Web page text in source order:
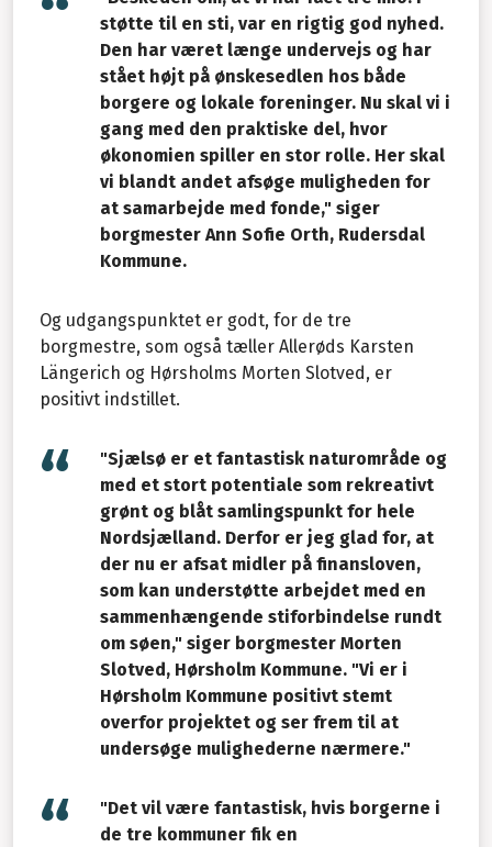
støtte til en sti, var en rigtig god nyhed.
Den har været længe undervejs og har
stået højt på ønskesedlen hos både
borgere og lokale foreninger. Nu skal vi i
gang med den praktiske del, hvor
økonomien spiller en stor rolle. Her skal
vi blandt andet afsøge muligheden for
at samarbejde med fonde," siger
borgmester Ann Sofie Orth, Rudersdal
Kommune.
Og udgangspunktet er godt, for de tre
borgmestre, som også tæller Allerøds Karsten
Längerich og Hørsholms Morten Slotved, er
positivt indstillet.
"Sjælsø er et fantastisk naturområde og
med et stort potentiale som rekreativt
grønt og blåt samlingspunkt for hele
Nordsjælland. Derfor er jeg glad for, at
der nu er afsat midler på finansloven,
som kan understøtte arbejdet med en
sammenhængende stiforbindelse rundt
om søen," siger borgmester Morten
Slotved, Hørsholm Kommune. "Vi er i
Hørsholm Kommune positivt stemt
overfor projektet og ser frem til at
undersøge mulighederne nærmere."
"Det vil være fantastisk, hvis borgerne i
de tre kommuner fik en